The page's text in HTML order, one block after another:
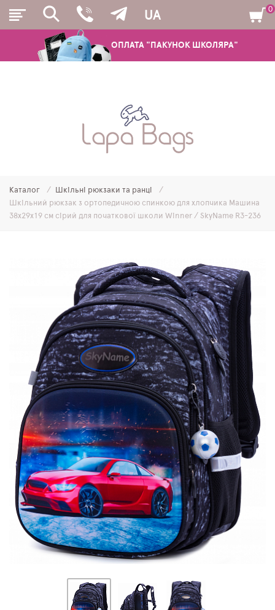
ОПЛАТА "ПАКУНОК ШКОЛЯРА"
UA
ШКІЛЬНІ РЮКЗАКИ ТА РАНЦІ
МОЛОДІЖНІ РЮКЗАКИ
ПЛЯШКИ ДЛЯ ВОДИ
SCHOOL STANDARD
SKYNAME
РОЗПРОДАЖ
0
Каталог
Шкільні рюкзаки та ранці
Шкільний рюкзак з ортопедичною спинкою для хлопчика Машина
38х29х19 см сірий для початкової школи Winner / SkyName R3-236